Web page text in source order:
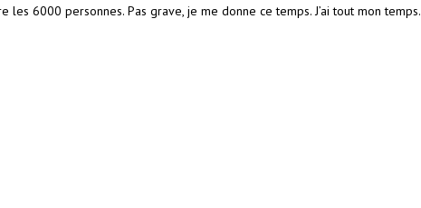
les 6000 personnes. Pas grave, je me donne ce temps. J’ai tout mon temps.